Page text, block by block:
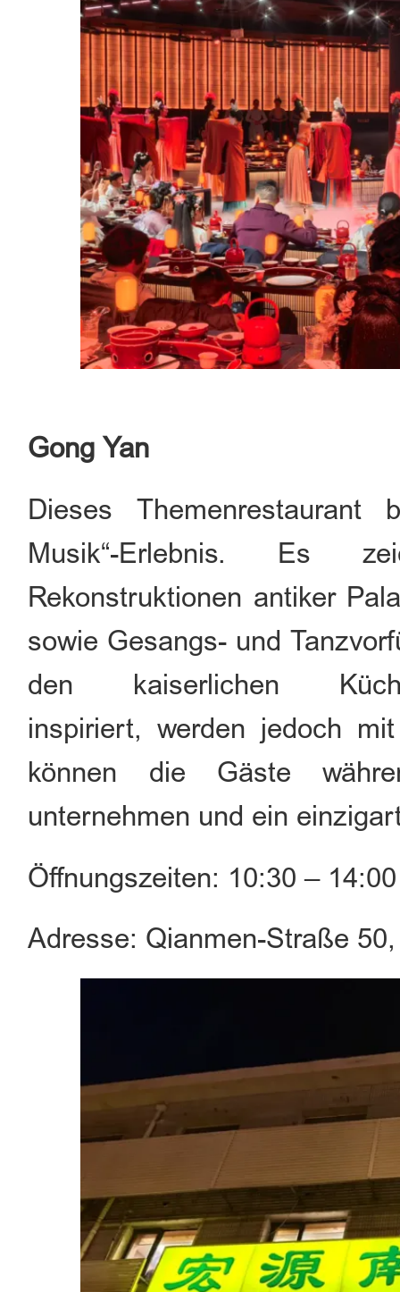
Gong Yan
Dieses
Musik“-Erlebnis. Es
Rekonstruktionen antiker
sowie Gesangs- und
den kaiserlichen
inspiriert, werden jedoch
können die Gäste
unternehmen und ein
Öffnungszeiten: 10:30 –
Adresse: Qianmen-Straße